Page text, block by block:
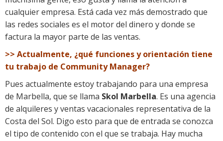
cualquier empresa. Está cada vez más demostrado que
las redes sociales es el motor del dinero y donde se
factura la mayor parte de las ventas.
>> Actualmente, ¿qué funciones y orientación tiene
tu trabajo de Community Manager?
Pues actualmente estoy trabajando para una empresa
de Marbella, que se llama Skol Marbella. Es una agencia
de alquileres y ventas vacacionales representativa de la
Costa del Sol. Digo esto para que de entrada se conozca
el tipo de contenido con el que se trabaja. Hay mucha